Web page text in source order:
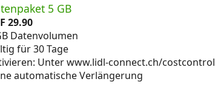
5 GB
29.90
Datenvolumen
für 30 Tage
Unter www.lidl-connect.ch/costcontrol
automatische Verlängerung